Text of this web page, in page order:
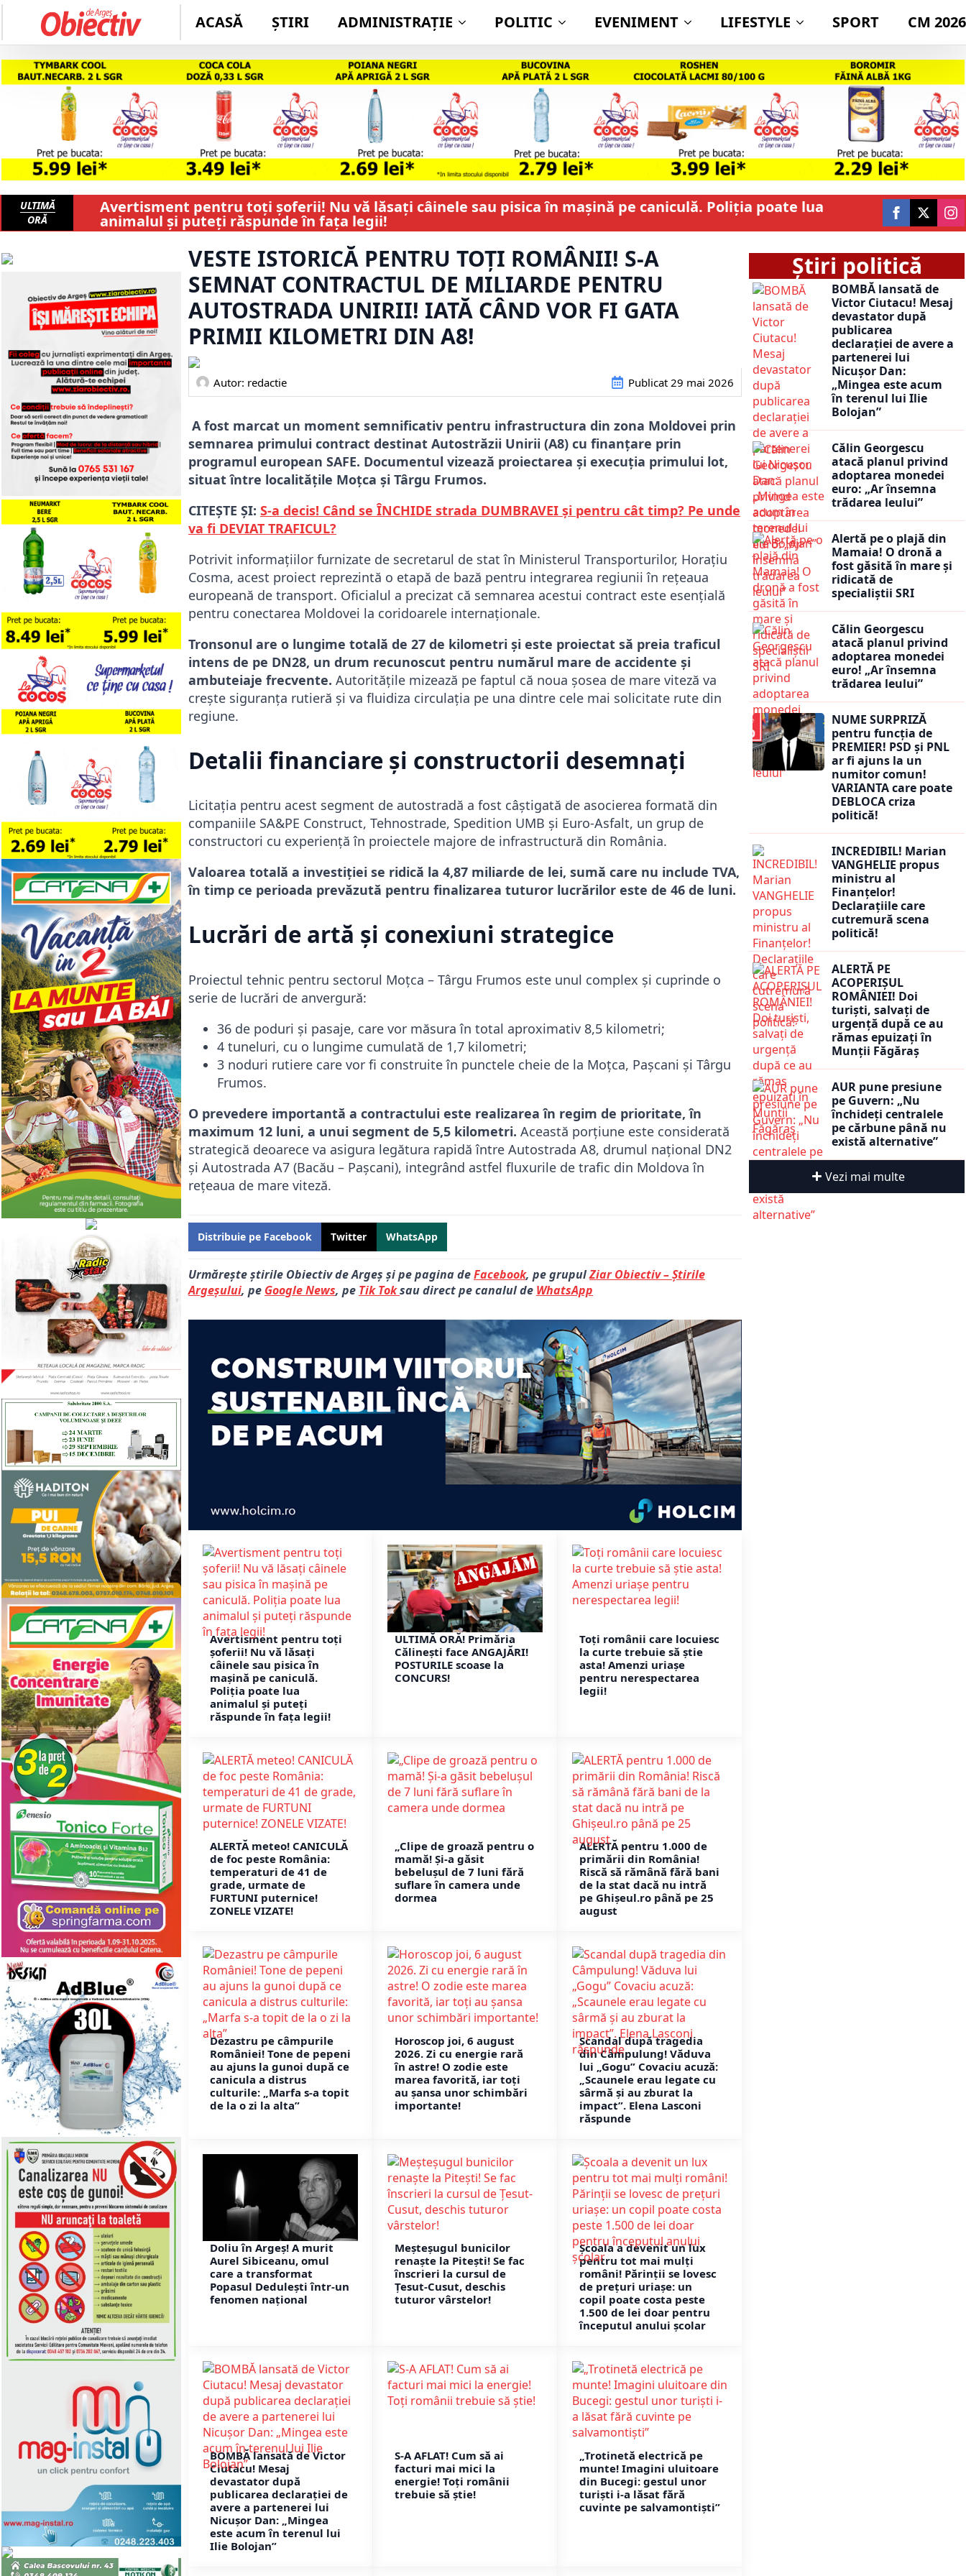
ACASĂ ȘTIRI ADMINISTRAŢIE POLITIC EVENIMENT LIFESTYLE SPORT CM 2026
ULTIMĂ
ORĂ
Avertisment pentru toți șoferii! Nu vă lăsați câinele sau pisica în mașină pe caniculă. Poliția poate lua
animalul și puteți răspunde în fața legii!
VESTE ISTORICĂ PENTRU TOȚI ROMÂNII! S-A
SEMNAT CONTRACTUL DE MILIARDE PENTRU
AUTOSTRADA UNIRII! IATĂ CÂND VOR FI GATA
PRIMII KILOMETRI DIN A8!
Autor: redactie Publicat 29 mai 2026
A fost marcat un moment semnificativ pentru infrastructura din zona Moldovei prin
semnarea primului contract destinat Autostrăzii Unirii (A8) cu finanțare prin
programul european SAFE. Documentul vizează proiectarea și execuția primului lot,
situat între localitățile Moțca și Târgu Frumos.
CITEȘTE ȘI: S-a decis! Când se ÎNCHIDE strada DUMBRAVEI și pentru cât timp? Pe unde
va fi DEVIAT TRAFICUL?
Potrivit informațiilor furnizate de secretarul de stat în Ministerul Transporturilor, Horațiu
Cosma, acest proiect reprezintă o etapă de bază pentru integrarea regiunii în rețeaua
europeană de transport. Oficialul a precizat că semnarea acestui contract este esențială
pentru conectarea Moldovei la coridoarele internaționale.
Tronsonul are o lungime totală de 27 de kilometri și este proiectat să preia traficul
intens de pe DN28, un drum recunoscut pentru numărul mare de accidente și
ambuteiaje frecvente. Autoritățile mizează pe faptul că noua șosea de mare viteză va
crește siguranța rutieră și va fluidiza circulația pe una dintre cele mai solicitate rute din
regiune.
Detalii financiare și constructorii desemnați
Licitația pentru acest segment de autostradă a fost câștigată de asocierea formată din
companiile SA&PE Construct, Tehnostrade, Spedition UMB și Euro-Asfalt, un grup de
constructori cu experiență în proiectele majore de infrastructură din România.
Valoarea totală a investiției se ridică la 4,87 miliarde de lei, sumă care nu include TVA,
în timp ce perioada prevăzută pentru finalizarea tuturor lucrărilor este de 46 de luni.
Lucrări de artă și conexiuni strategice
Proiectul tehnic pentru sectorul Moțca – Târgu Frumos este unul complex și cuprinde o
serie de lucrări de anvergură:
36 de poduri și pasaje, care vor măsura în total aproximativ 8,5 kilometri;
4 tuneluri, cu o lungime cumulată de 1,7 kilometri;
3 noduri rutiere care vor fi construite în punctele cheie de la Moțca, Pașcani și Târgu
Frumos.
O prevedere importantă a contractului este realizarea în regim de prioritate, în
maximum 12 luni, a unui segment de 5,5 kilometri. Această porțiune este considerată
strategică deoarece va asigura legătura rapidă între Autostrada A8, drumul național DN2
și Autostrada A7 (Bacău – Pașcani), integrând astfel fluxurile de trafic din Moldova în
rețeaua de mare viteză.
Distribuie pe Facebook Twitter WhatsApp
Urmărește știrile Obiectiv de Argeș și pe pagina deFacebook, pe grupulZiar Obiectiv – Știrile
Argeșului, pe Google News, pe Tik Toksau direct pe canalul de WhatsApp
Avertisment pentru toți
șoferii! Nu vă lăsați
câinele sau pisica în
mașină pe caniculă.
Poliția poate lua
animalul și puteți
răspunde în fața legii!
ULTIMĂ ORĂ! Primăria
Călinești face ANGAJĂRI!
POSTURILE scoase la
CONCURS!
Toți românii care locuiesc
la curte trebuie să știe
asta! Amenzi uriașe
pentru nerespectarea
legii!
ALERTĂ meteo! CANICULĂ
de foc peste România:
temperaturi de 41 de
grade, urmate de
FURTUNI puternice!
ZONELE VIZATE!
„Clipe de groază pentru o
mamă! Și-a găsit
bebelușul de 7 luni fără
suflare în camera unde
dormea
ALERTĂ pentru 1.000 de
primării din România!
Riscă să rămână fără bani
de la stat dacă nu intră
pe Ghișeul.ro până pe 25
august
Dezastru pe câmpurile
României! Tone de pepeni
au ajuns la gunoi după ce
canicula a distrus
culturile: „Marfa s-a topit
de la o zi la alta”
Horoscop joi, 6 august
2026. Zi cu energie rară
în astre! O zodie este
marea favorită, iar toți
au șansa unor schimbări
importante!
Scandal după tragedia
din Câmpulung! Văduva
lui „Gogu” Covaciu acuză:
„Scaunele erau legate cu
sârmă și au zburat la
impact”. Elena Lasconi
răspunde
Doliu în Argeș! A murit
Aurel Sibiceanu, omul
care a transformat
Popasul Dedulești într-un
fenomen național
Meșteșugul bunicilor
renaște la Pitești! Se fac
înscrieri la cursul de
Țesut-Cusut, deschis
tuturor vârstelor!
Școala a devenit un lux
pentru tot mai mulți
români! Părinții se lovesc
de prețuri uriașe: un
copil poate costa peste
1.500 de lei doar pentru
începutul anului școlar
BOMBĂ lansată de Victor
Ciutacu! Mesaj
devastator după
publicarea declarației de
avere a partenerei lui
Nicușor Dan: „Mingea
este acum în terenul lui
Ilie Bolojan”
S-A AFLAT! Cum să ai
facturi mai mici la
energie! Toți românii
trebuie să știe!
„Trotinetă electrică pe
munte! Imagini uluitoare
din Bucegi: gestul unor
turiști i-a lăsat fără
cuvinte pe salvamontiști”
Știri politică
BOMBĂ lansată de
Victor Ciutacu! Mesaj
devastator după
publicarea
declarației de avere a
partenerei lui
Nicușor Dan:
„Mingea este acum
în terenul lui Ilie
Bolojan”
Călin Georgescu
atacă planul privind
adoptarea monedei
euro: „Ar însemna
trădarea leului”
Alertă pe o plajă din
Mamaia! O dronă a
fost găsită în mare și
ridicată de
specialiștii SRI
Călin Georgescu
atacă planul privind
adoptarea monedei
euro! „Ar însemna
trădarea leului”
NUME SURPRIZĂ
pentru funcția de
PREMIER! PSD și PNL
ar fi ajuns la un
numitor comun!
VARIANTA care poate
DEBLOCA criza
politică!
INCREDIBIL! Marian
VANGHELIE propus
ministru al
Finanțelor!
Declarațiile care
cutremură scena
politică!
ALERTĂ PE
ACOPERIȘUL
ROMÂNIEI! Doi
turiști, salvați de
urgență după ce au
rămas epuizați în
Munții Făgăraș
AUR pune presiune
pe Guvern: „Nu
închideți centralele
pe cărbune până nu
există alternative”
Vezi mai multe